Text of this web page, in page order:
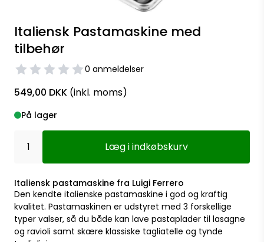
Italiensk Pastamaskine med
tilbehør
0 anmeldelser
549,00 DKK (inkl. moms)
På lager
Læg i indkøbskurv
Italiensk pastamaskine fra Luigi Ferrero
Den kendte italienske pastamaskine i god og kraftig
kvalitet. Pastamaskinen er udstyret med 3 forskellige
typer valser, så du både kan lave pastaplader til lasagne
og ravioli samt skære klassiske tagliatelle og tynde